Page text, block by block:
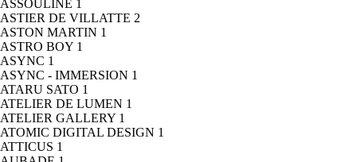
ASSOULINE 1
ASTIER DE VILLATTE 2
ASTON MARTIN 1
ASTRO BOY 1
ASYNC 1
ASYNC - IMMERSION 1
ATARU SATO 1
ATELIER DE LUMEN 1
ATELIER GALLERY 1
ATOMIC DIGITAL DESIGN 1
ATTICUS 1